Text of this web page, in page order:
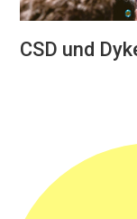
CSD und